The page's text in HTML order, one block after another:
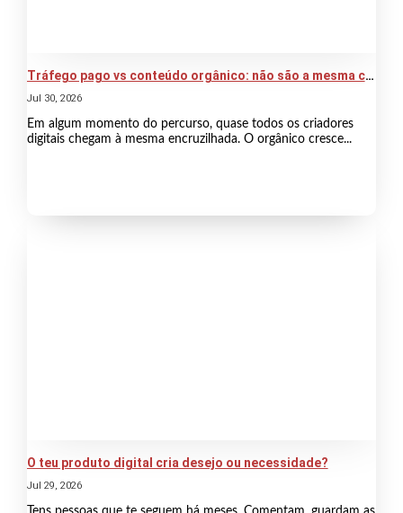
Tráfego pago vs conteúdo orgânico: não são a mesma coisa
Jul 30, 2026
Em algum momento do percurso, quase todos os criadores
digitais chegam à mesma encruzilhada. O orgânico cresce...
O teu produto digital cria desejo ou necessidade?
Jul 29, 2026